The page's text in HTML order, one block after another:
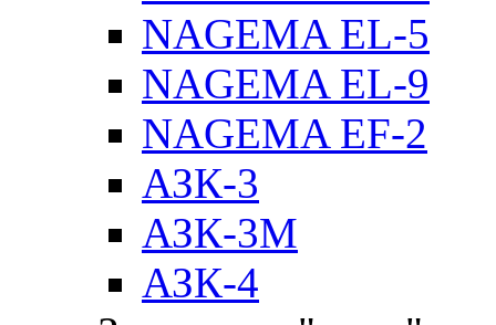
NAGEMA EL-5
NAGEMA EL-9
NAGEMA EF-2
АЗК-3
АЗК-3М
АЗК-4